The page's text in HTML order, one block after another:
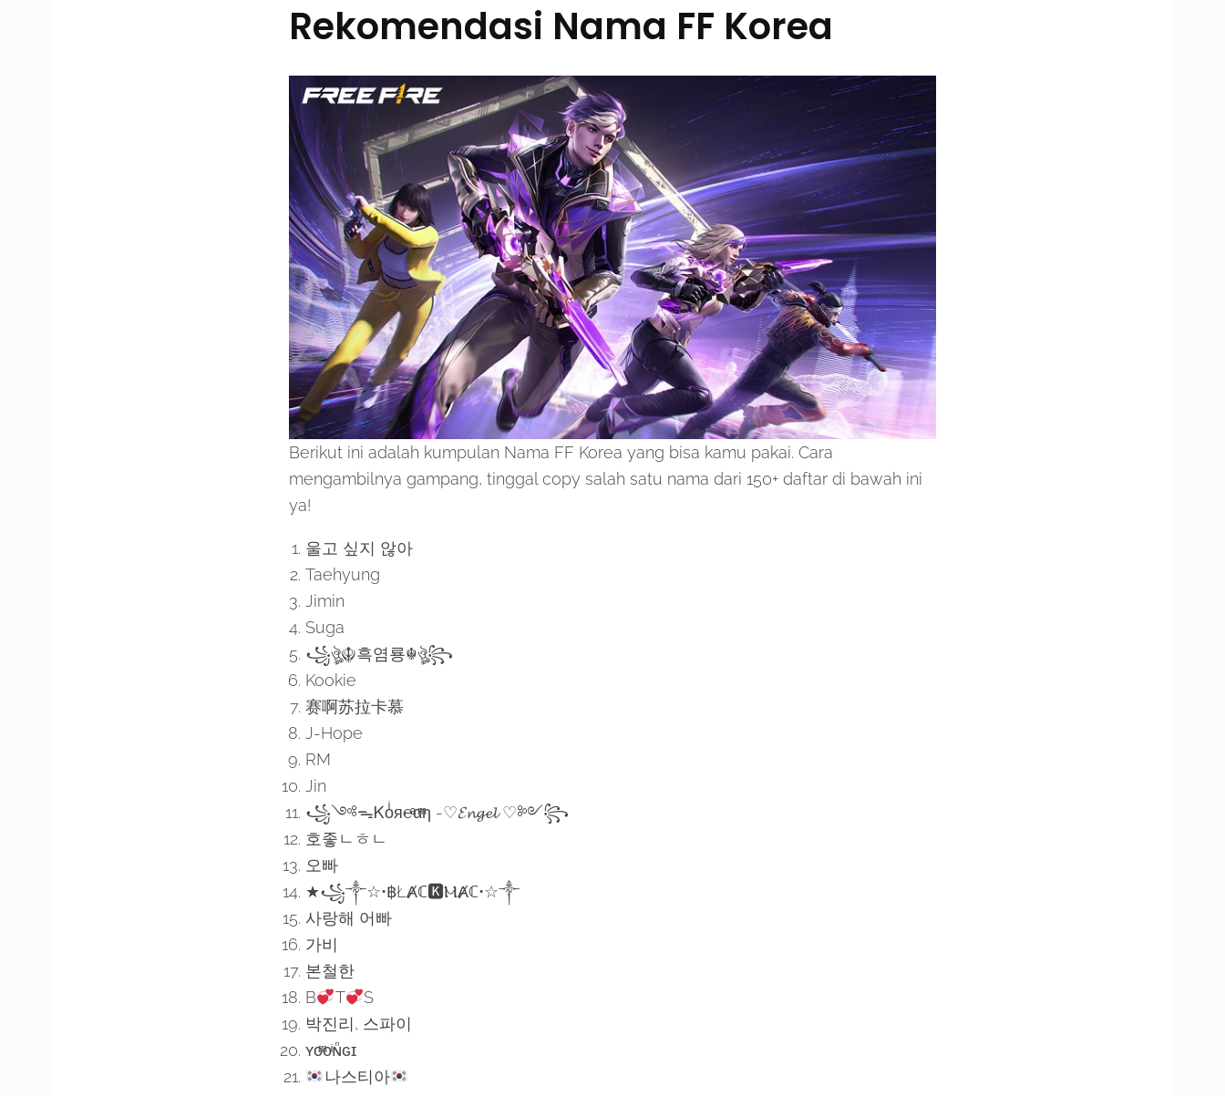
Rekomendasi Nama FF Korea
Berikut ini adalah kumpulan Nama FF Korea yang bisa kamu pakai. Cara
mengambilnya gampang, tinggal copy salah satu nama dari 150+ daftar di bawah ini
ya!
울고 싶지 않아
Taehyung
Jimin
Suga
꧁ঔৣ☬흑염룡☬ঔৣ꧂
Kookie
赛啊苏拉卡慕
J-Hope
RM
Jin
꧁༺ᯓᏦoͥя℮ͣαͫη -♡𝓔𝓷𝓰𝓮𝓵 ♡༻꧂
호좋ㄴㅎㄴ
오빠
★꧁༒☆•฿ŁȺℂ🅺ⲘȺℂ•☆༒
사랑해 어빠
가비
본철한
B
T
S
박진리, 스파이
ʏᴏͫᴏͥɴᷠɢɪ
나스티아